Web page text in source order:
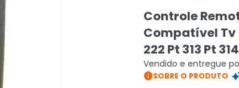
Controle
Compatível Tv
222 Pt 313 Pt 314
Vendido e entregue
SOBRE O PRODUTO